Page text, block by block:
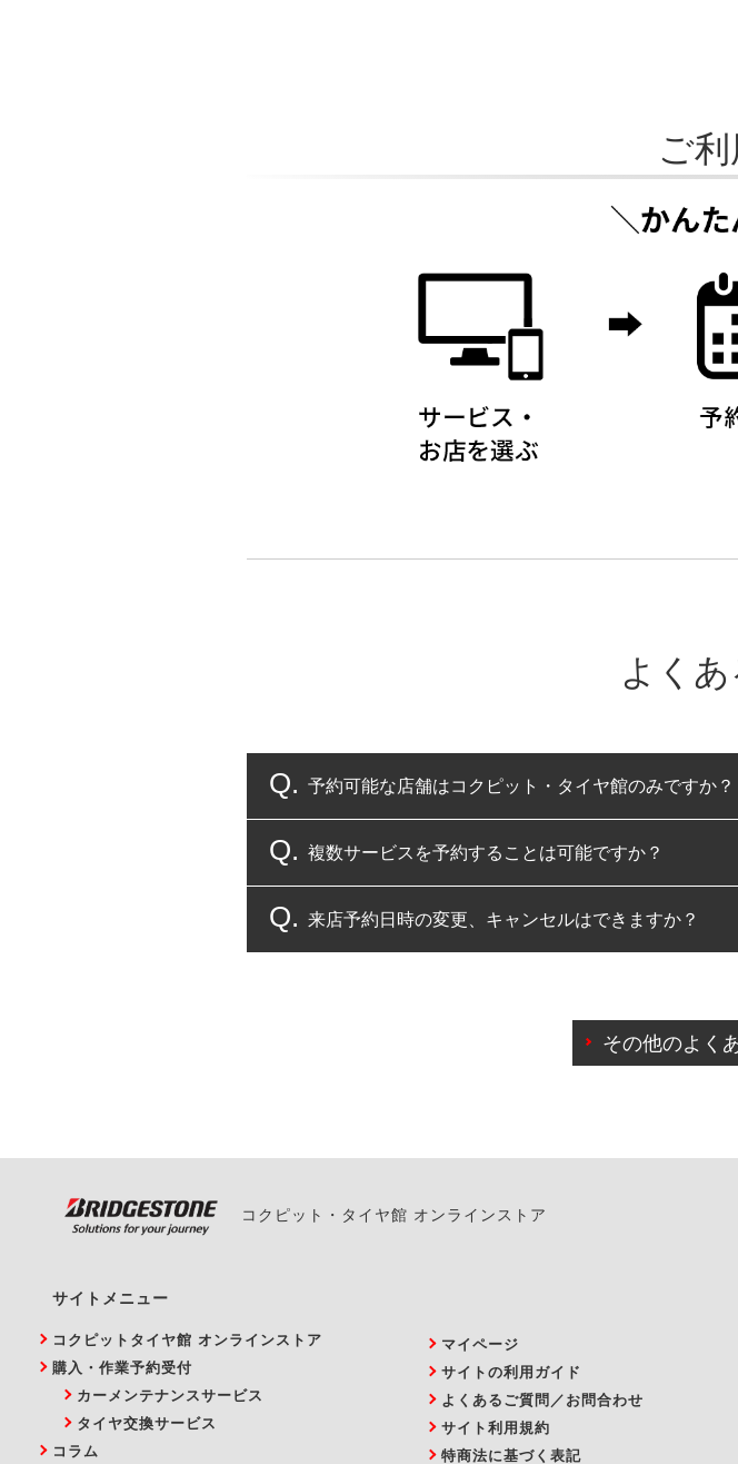
ご
よく
予約可能な店舗はコクピット・タイヤ館のみですか？
コクピット・タイヤ館のみとなります。
複数サービスを予約することは可能ですか？
複数サービスのご予約は可能です。
来店予約日時の変更、キャンセルはできますか？
また、やむを得ない事由によりご予約のキャンセル
その他のよく
コクピット・タイヤ館 オンラインストア
サイトメニュー
コクピットタイヤ館 オンラインストア
購入・作業予約受付
カーメンテナンスサービス
タイヤ交換サービス
コラム
マイページ
サイトの利用ガイド
よくあるご質問／お問合わせ
サイト利用規約
特商法に基づく表記